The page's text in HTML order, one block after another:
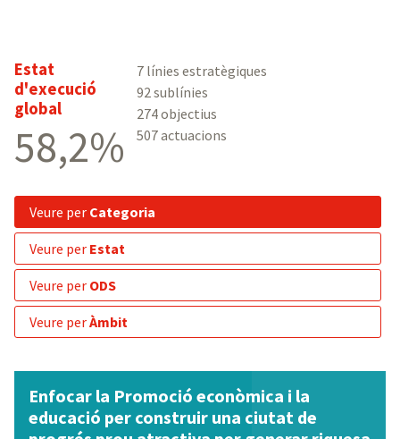
Estat
d'execució
global
58,2%
7 línies estratègiques
92 sublínies
274 objectius
507 actuacions
veure per Categoria
veure per Estat
veure per ODS
veure perÀmbit
Enfocar la Promoció econòmica i la
educació per construir una ciutat de